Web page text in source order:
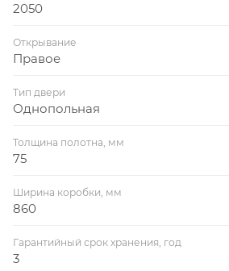
2050
Открывание
Правое
Тип двери
Однопольная
Толщина полотна, мм
75
Ширина коробки, мм
860
Гарантийный срок хранения, год
3